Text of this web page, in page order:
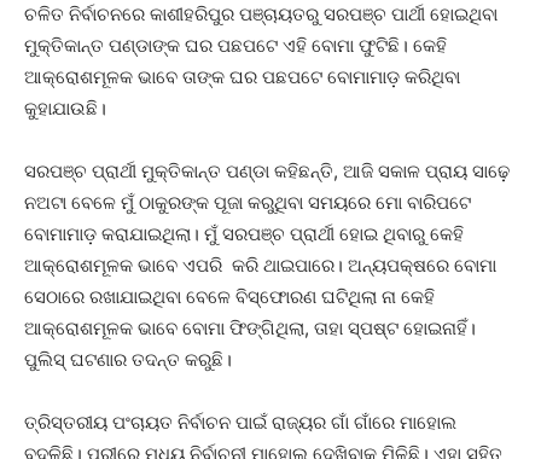
ଚଳିତ ନିର୍ବାଚନରେ କାଶୀହରିପୁର ପଞ୍ଚାୟତରୁ ସରପଞ୍ଚ ପାର୍ଥୀ ହୋଇଥିବା
ମୁକ୍ତିକାନ୍ତ ପଣ୍ଡାଙ୍କ ଘର ପଛପଟେ ଏହି ବୋମା ଫୁଟିଛି। କେହି
ଆକ୍ରୋଶମୂଳକ ଭାବେ ତାଙ୍କ ଘର ପଛପଟେ ବୋମାମାଡ଼ କରିଥିବା
କୁହାଯାଉଛି।
ସରପଞ୍ଚ ପ୍ରାର୍ଥୀ ମୁକ୍ତିକାନ୍ତ ପଣ୍ଡା କହିଛନ୍ତି, ଆଜି ସକାଳ ପ୍ରାୟ ସାଢ଼େ
ନଅଟା ବେଳେ ମୁଁ ଠାକୁରଙ୍କ ପୂଜା କରୁଥିବା ସମୟରେ ମୋ ବାରିପଟେ
ବୋମାମାଡ଼ କରାଯାଇଥିଲା। ମୁଁ ସରପଞ୍ଚ ପ୍ରାର୍ଥୀ ହୋଇ ଥିବାରୁ କେହି
ଆକ୍ରୋଶମୂଳକ ଭାବେ ଏପରି କରି ଥାଇପାରେ। ଅନ୍ୟପକ୍ଷରେ ବୋମା
ସେଠାରେ ରଖାଯାଇଥିବା ବେଳେ ବିସ୍ଫୋରଣ ଘଟିଥିଲା ନା କେହି
ଆକ୍ରୋଶମୂଳକ ଭାବେ ବୋମା ଫିଙ୍ଗିଥିଲା, ତାହା ସ୍ପଷ୍ଟ ହୋଇନାହିଁ।
ପୁଲିସ୍ ଘଟଣାର ତଦନ୍ତ କରୁଛି।
ତ୍ରିସ୍ତରୀୟ ପଂଚାୟତ ନିର୍ବାଚନ ପାଇଁ ରାଜ୍ୟର ଗାଁ ଗାଁରେ ମାହୋଲ
ବଦଳିଛି। ପୁରୀରେ ମଧ୍ୟ ନିର୍ବାଚନୀ ମାହୋଲ ଦେଖିବାକୁ ମିଳିଛି। ଏହା ସହିତ